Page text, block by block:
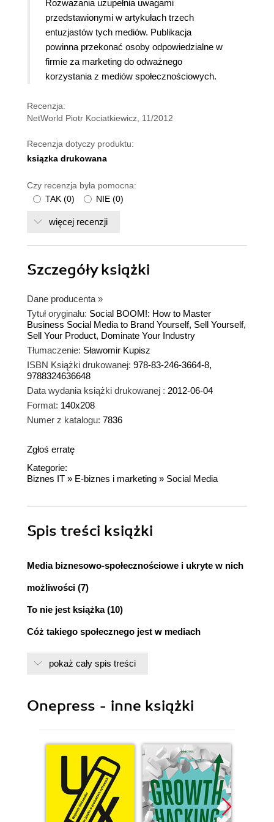
Rozważania uzupełnia uwagami
przedstawionymi w artykułach trzech
entuzjastów tych mediów. Publikacja
powinna przekonać osoby odpowiedzialne w
firmie za marketing do odważnego
korzystania z mediów społecznościowych.
Recenzja:
NetWorld Piotr Kociatkiewicz, 11/2012
Recenzja dotyczy produktu:
ksiązka drukowana
Czy recenzja była pomocna:
TAK (0) NIE (0)
więcej recenzji
Szczegółyksiążki
Dane producenta »
Tytuł oryginału: Social BOOM!: How to Master
Business Social Media to Brand Yourself, Sell Yourself,
Sell Your Product, Dominate Your Industry
Tłumaczenie: Sławomir Kupisz
ISBN Książki drukowanej: 978-83-246-3664-8,
9788324636648
Data wydania książki drukowanej : 2012-06-04
Format: 140x208
Numer z katalogu: 7836
Zgłoś erratę
Kategorie:
Biznes IT » E-biznes i marketing » Social Media
Spis treści książki
Media biznesowo-społecznościowe i ukryte w nich
możliwości (7)
To nie jest książka (10)
Cóż takiego społecznego jest w mediach
a Ty zostałeś w tyle (21)
Przyłączysz się? (31)
Czy jesteś już aktywny w świecie mediów
społecznościowych? Czy wciąż czekasz i
przypatrujesz się z boku? (35)
Od osobistych do biznesowych zastosowań
pokaż cały spis treści
Onepress - inne książki